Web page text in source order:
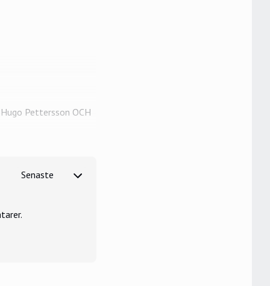
Hugo Pettersson OCH